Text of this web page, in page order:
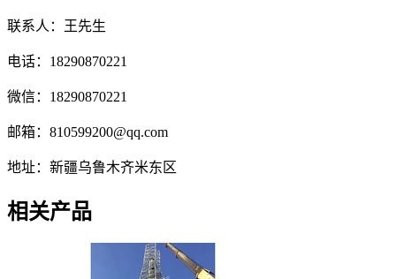
联系人：王先生
电话：18290870221
微信：18290870221
邮箱：810599200@qq.com
地址：新疆乌鲁木齐米东区
相关产品